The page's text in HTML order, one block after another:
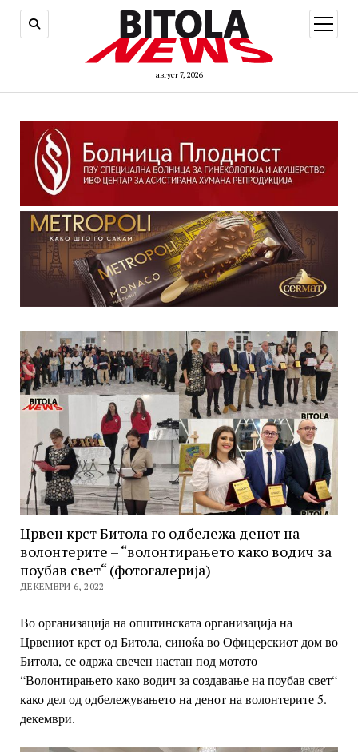
август 7, 2026
open
menu
Црвен крст Битола го одбележа денот на
волонтерите – “волонтирањето како водич за
поубав свет“ (фотогалерија)
ДЕКЕМВРИ 6, 2022
Во организација на општинската организација на
Црвениот крст од Битола, синоќа во Офицерскиот дом во
Битола, се одржа свечен настан под мотото
“Волонтирањето како водич за создавање на поубав свет“
како дел од одбележувањето на денот на волонтерите 5.
декември.